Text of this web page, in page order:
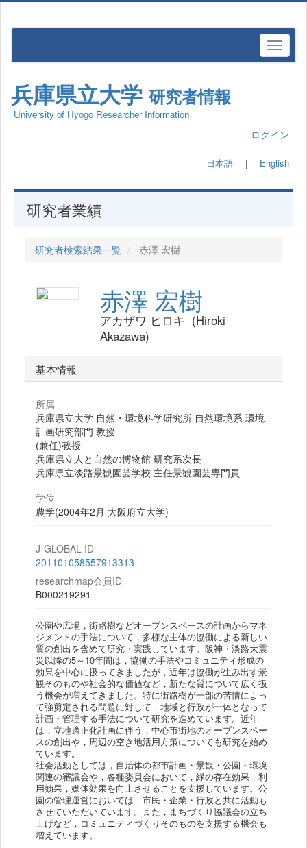
兵庫県立大学 研究者情報
University of Hyogo Researcher Information
ログイン
日本語 ｜ English
研究者業績
研究者検索結果一覧 赤澤 宏樹
赤澤 宏樹
アカザワ ヒロキ (Hiroki
Akazawa)
基本情報
所属
兵庫県立大学 自然・環境科学研究所 自然環境系 環境
計画研究部門 教授
(兼任)教授
兵庫県立人と自然の博物館 研究系次長
兵庫県立淡路景観園芸学校 主任景観園芸専門員
学位
農学(2004年2月 大阪府立大学)
J-GLOBAL ID
201101058557913313
researchmap会員ID
B000219291
公園や広場，街路樹などオープンスペースの計画からマネ
ジメントの手法について，多様な主体の協働による新しい
質の創出を含めて研究・実践しています。阪神・淡路大震
災以降の5～10年間は，協働の手法やコミュニティ形成の
効果を中心に扱ってきましたが，近年は協働が生み出す景
観そのものや社会的な価値など，新たな質について広く扱
う機会が増えてきました。特に街路樹が一部の苦情によっ
て強剪定される問題に対して，地域と行政が一体となって
計画・管理する手法について研究を進めています。近年
は，立地適正化計画に伴う，中心市街地のオープンスペー
スの創出や，周辺の空き地活用方策についても研究を始め
ています。
社会活動としては，自治体の都市計画・景観・公園・環境
関連の審議会や，各種委員会において，緑の存在効果，利
用効果，媒体効果を向上させることを支援しています。公
園の管理運営においては，市民・企業・行政と共に活動も
させていただいています。また，まちづくり協議会の立ち
上げなど，コミュニティづくりそのものを支援する機会も
増えています。